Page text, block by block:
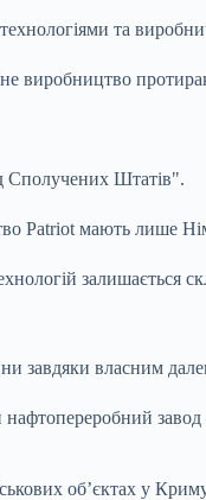
та
виробництво
Сполучених Штатів".
Patriot мають лише
залишається
завдяки власним
об’єктах у